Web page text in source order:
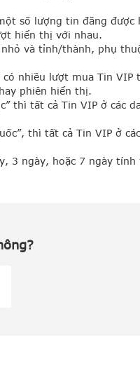
số lượng tin đăng
hiển thị với nhau.
và tỉnh/thành, phụ
nhiều lượt mua Tin VIP
phiên hiển thị.
thì tất cả Tin VIP ở các
thì tất cả Tin VIP ở
3 ngày, hoặc 7 ngày